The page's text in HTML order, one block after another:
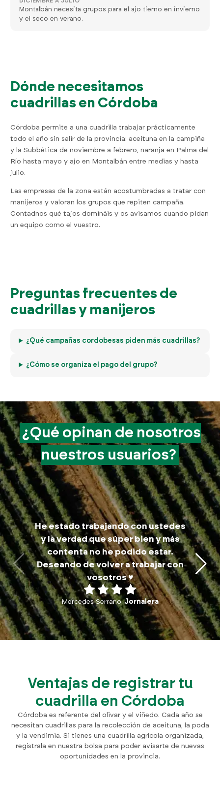
Montalbán necesita grupos para el ajo tierno en invierno
y el seco en verano.
Dónde necesitamos
cuadrillas en Córdoba
Córdoba permite a una cuadrilla trabajar prácticamente
todo el año sin salir de la provincia: aceituna en la campiña
y la Subbética de noviembre a febrero, naranja en Palma del
Río hasta mayo y ajo en Montalbán entre medias y hasta
julio.
Las empresas de la zona están acostumbradas a tratar con
manijeros y valoran los grupos que repiten campaña.
Contadnos qué tajos domináis y os avisamos cuando pidan
un equipo como el vuestro.
Preguntas frecuentes de
cuadrillas y manijeros
¿Qué campañas cordobesas piden más cuadrillas?
¿Cómo se organiza el pago del grupo?
¿Qué opinan de nosotros
nuestros usuarios?
He estado trabajando con ustedes
y la verdad que súper bien y más
contenta no he podido estar.
Deseando de volver a trabajar con
vosotros ♥️
Mercedes Serrano.Jornalera
Ventajas de registrar tu
cuadrilla en Córdoba
Córdoba es referente del olivar y el viñedo. Cada año se
necesitan cuadrillas para la recolección de aceituna, la poda
y la vendimia. Si tienes una cuadrilla agrícola organizada,
regístrala en nuestra bolsa para poder avisarte de nuevas
oportunidades en la provincia.